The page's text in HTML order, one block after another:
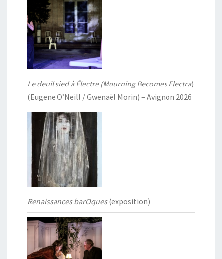
Le deuil sied à Électre (Mourning Becomes Electra)
(Eugene O’Neill / Gwenaël Morin) – Avignon 2026
Renaissances barOques(exposition)